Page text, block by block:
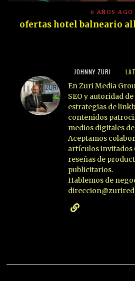
6 AÑOS AGO
ofertas hotel balneario
JOHNNY ZURI
En Zuri Media
SEO y autoridad
estrategias de
contenidos
medios digitales
Aceptamos
artículos invitados
reseñas de
publicitarios.
Hablemos de